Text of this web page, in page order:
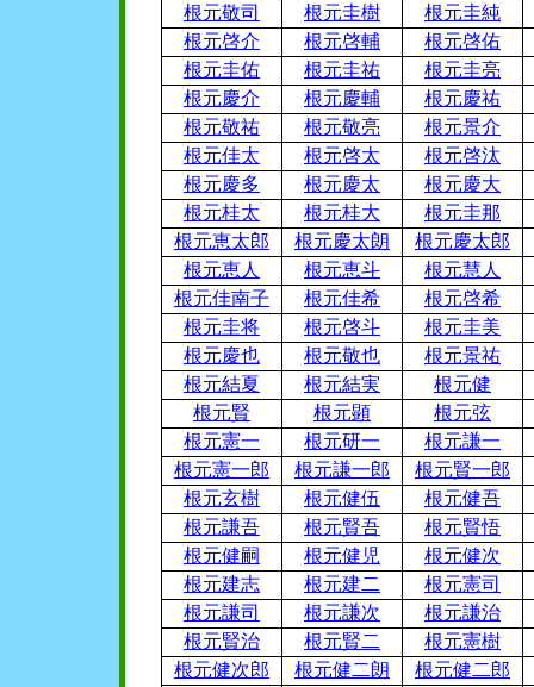
根元敬司
根元圭樹
根元圭純
根元啓介
根元啓輔
根元啓佑
根元圭佑
根元圭祐
根元圭亮
根元慶介
根元慶輔
根元慶祐
根元敬祐
根元敬亮
根元景介
根元佳太
根元啓太
根元啓汰
根元慶多
根元慶太
根元慶大
根元桂太
根元桂大
根元圭那
根元恵太郎
根元慶太朗
根元慶太郎
根元恵人
根元恵斗
根元慧人
根元佳南子
根元佳希
根元啓希
根元圭将
根元啓斗
根元圭美
根元慶也
根元敬也
根元景祐
根元結夏
根元結実
根元健
根元賢
根元顕
根元弦
根元憲一
根元研一
根元謙一
根元憲一郎
根元謙一郎
根元賢一郎
根元玄樹
根元健伍
根元健吾
根元謙吾
根元賢吾
根元賢悟
根元健嗣
根元健児
根元健次
根元建志
根元建二
根元憲司
根元謙司
根元謙次
根元謙治
根元賢治
根元賢二
根元憲樹
根元健次郎
根元健二朗 根元健二郎